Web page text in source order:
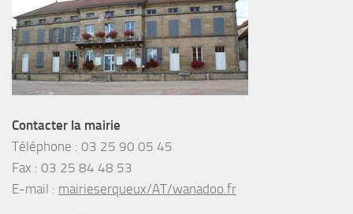
Contacter la mairie
Téléphone : 03 25 90 05 45
Fax : 03 25 84 48 53
E-mail : mairieserqueux/AT/wanadoo.fr